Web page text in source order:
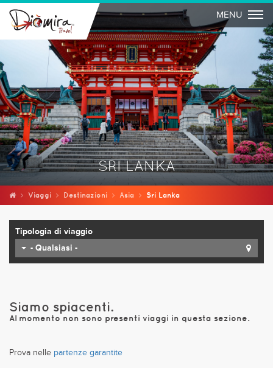
MENU
SRI LANKA
Viaggi Destinazioni Asia Sri Lanka
Tipologia di viaggio
- Qualsiasi -
Siamo spiacenti.
Al momento non sono presenti viaggi in questa sezione.
Prova nelle partenze garantite